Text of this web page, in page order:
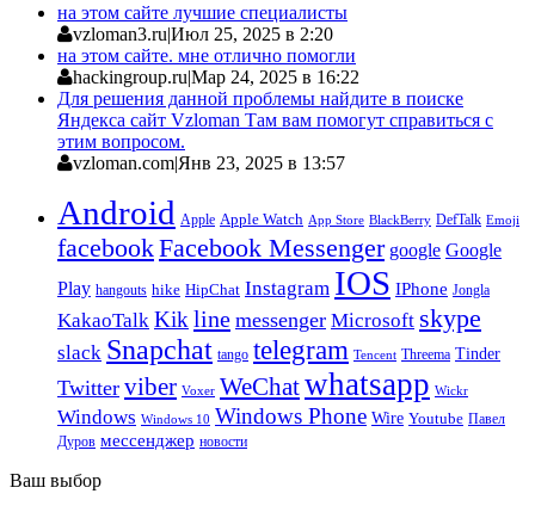
на этом сайте лучшие специалисты
vzloman3.ru|Июл 25, 2025 в 2:20
на этом сайте. мне отлично помогли
hackingroup.ru|Мар 24, 2025 в 16:22
Для решения данной проблемы найдите в поиске
Яндекса сайт Vzloman Там вам помогут справиться с
этим вопросом.
vzloman.com|Янв 23, 2025 в 13:57
Android Apple Apple Watch App Store BlackBerry DefTalk Emoji
facebookFacebook Messenger google Google
Play hangouts hike HipChat Instagram IOS IPhone Jongla
KakaoTalk Kik line messenger Microsoft skype
slack Snapchat tango telegram Tencent Threema Tinder
Twitter viber Voxer WeChatwhatsapp Wickr
Windows Windows 10 Windows Phone Wire Youtube Павел
Дуров мессенджер новости
Ваш выбор